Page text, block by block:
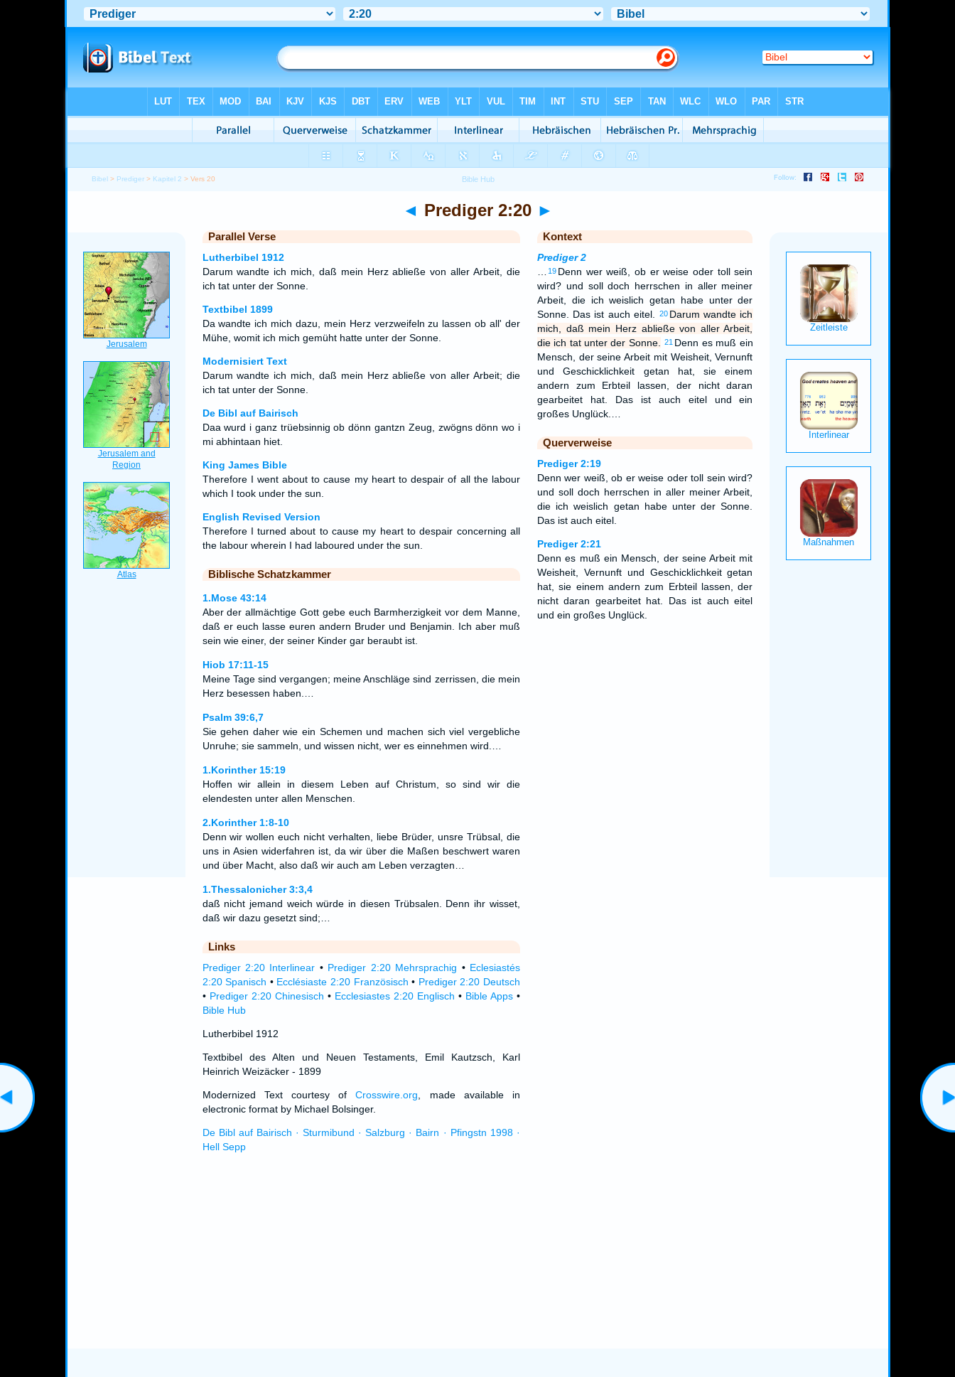
Bibel > Prediger > Kapitel 2 > Vers 20
◄ Prediger 2:20 ►
Parallel Verse
Lutherbibel 1912
Darum wandte ich mich, daß mein Herz abließe von aller Arbeit, die
ich tat unter der Sonne.
Textbibel 1899
Da wandte ich mich dazu, mein Herz verzweifeln zu lassen ob all' der
Mühe, womit ich mich gemüht hatte unter der Sonne.
Modernisiert Text
Darum wandte ich mich, daß mein Herz abließe von aller Arbeit; die
ich tat unter der Sonne.
De Bibl auf Bairisch
Daa wurd i ganz trüebsinnig ob dönn gantzn Zeug, zwögns dönn wo i
mi abhintaan hiet.
King James Bible
Therefore I went about to cause my heart to despair of all the labour
which I took under the sun.
English Revised Version
Therefore I turned about to cause my heart to despair concerning all
the labour wherein I had laboured under the sun.
Biblische Schatzkammer
1.Mose 43:14
Aber der allmächtige Gott gebe euch Barmherzigkeit vor dem Manne,
daß er euch lasse euren andern Bruder und Benjamin. Ich aber muß
sein wie einer, der seiner Kinder gar beraubt ist.
Hiob 17:11-15
Meine Tage sind vergangen; meine Anschläge sind zerrissen, die mein
Herz besessen haben.…
Psalm 39:6,7
Sie gehen daher wie ein Schemen und machen sich viel vergebliche
Unruhe; sie sammeln, und wissen nicht, wer es einnehmen wird.…
1.Korinther 15:19
Hoffen wir allein in diesem Leben auf Christum, so sind wir die
elendesten unter allen Menschen.
2.Korinther 1:8-10
Denn wir wollen euch nicht verhalten, liebe Brüder, unsre Trübsal, die
uns in Asien widerfahren ist, da wir über die Maßen beschwert waren
und über Macht, also daß wir auch am Leben verzagten…
1.Thessalonicher 3:3,4
daß nicht jemand weich würde in diesen Trübsalen. Denn ihr wisset,
daß wir dazu gesetzt sind;…
Links
Prediger 2:20 Interlinear • Prediger 2:20 Mehrsprachig • Eclesiastés
2:20 Spanisch • Ecclésiaste 2:20 Französisch • Prediger 2:20 Deutsch
• Prediger 2:20 Chinesisch • Ecclesiastes 2:20 Englisch • Bible Apps•
Bible Hub
Lutherbibel 1912
Textbibel des Alten und Neuen Testaments, Emil Kautzsch, Karl
Heinrich Weizäcker - 1899
Modernized Text courtesy ofCrosswire.org , made available in
electronic format by Michael Bolsinger.
De Bibl auf Bairisch · Sturmibund · Salzburg · Bairn · Pfingstn 1998 ·
Hell Sepp
Kontext
Prediger 2
19 Denn wer weiß, ob er weise oder toll sein
wird? und soll doch herrschen in aller meiner
Arbeit, die ich weislich getan habe unter der
Sonne. Das ist auch eitel.
20 Darum wandte ich
mich, daß mein Herz abließe von aller Arbeit,
die ich tat unter der Sonne.
21 Denn es muß ein
Mensch, der seine Arbeit mit Weisheit, Vernunft
und Geschicklichkeit getan hat, sie einem
andern zum Erbteil lassen, der nicht daran
gearbeitet hat. Das ist auch eitel und ein
großes Unglück.…
Querverweise
Prediger 2:19
Denn wer weiß, ob er weise oder toll sein wird?
und soll doch herrschen in aller meiner Arbeit,
die ich weislich getan habe unter der Sonne.
Das ist auch eitel.
Prediger 2:21
Denn es muß ein Mensch, der seine Arbeit mit
Weisheit, Vernunft und Geschicklichkeit getan
hat, sie einem andern zum Erbteil lassen, der
nicht daran gearbeitet hat. Das ist auch eitel
und ein großes Unglück.